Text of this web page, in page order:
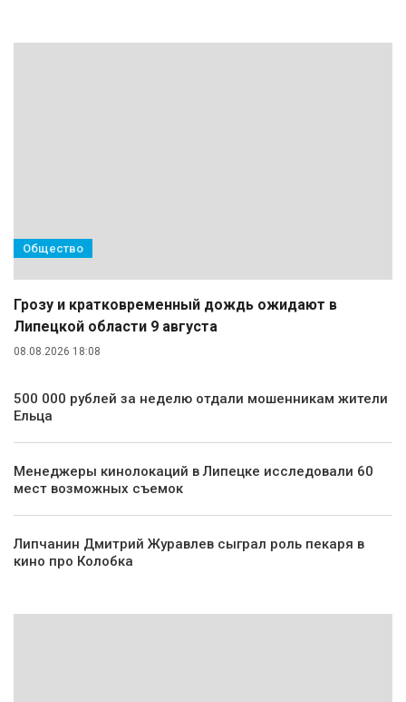
Общество
Грозу и кратковременный дождь ожидают в
Липецкой области 9 августа
08.08.2026 18:08
500 000 рублей за неделю отдали мошенникам жители
Ельца
Менеджеры кинолокаций в Липецке исследовали 60
мест возможных съемок
Липчанин Дмитрий Журавлев сыграл роль пекаря в
кино про Колобка